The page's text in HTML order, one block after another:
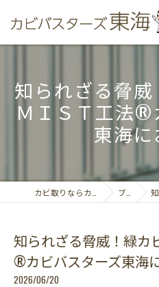
知られざる脅
ＭＩＳＴ工法®
東海
ブログ 知
知られざる脅威！緑カ
®カビバスターズ東海
2026/06/20